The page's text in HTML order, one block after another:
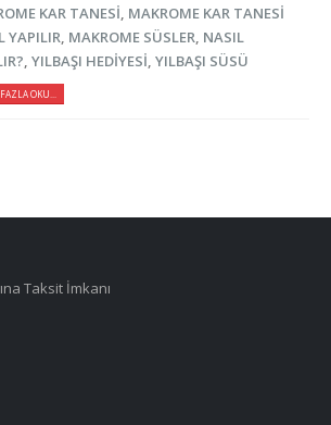
KAR TANESI, MAKROME KAR TANESI
YAPILIR, MAKROME SÜSLER, NASIL
, YILBAŞI HEDIYESI, YILBAŞI SÜSÜ
OKU...
Taksit İmkanı